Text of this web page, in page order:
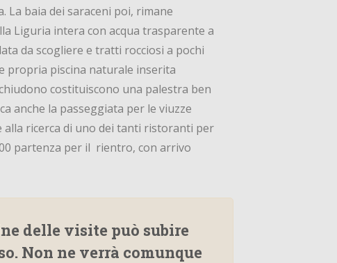
La baia dei saraceni poi, rimane
Liguria intera con acqua trasparente a
da scogliere e tratti rocciosi a pochi
propria piscina naturale inserita
costituiscono una palestra ben
anche la passeggiata per le viuzze
ricerca di uno dei tanti ristoranti per
partenza per il rientro, con arrivo
delle visite può subire
Non ne verrà comunque